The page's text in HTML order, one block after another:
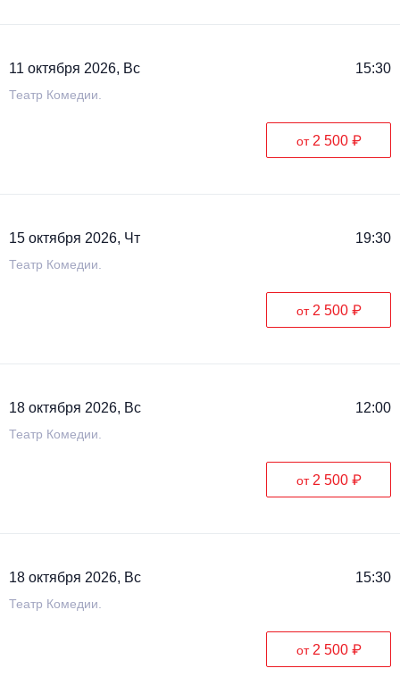
11 октября 2026, Вс 15:30
Театр Комедии.
от 2 500 ₽
15 октября 2026, Чт 19:30
Театр Комедии.
от 2 500 ₽
18 октября 2026, Вс 12:00
Театр Комедии.
от 2 500 ₽
18 октября 2026, Вс 15:30
Театр Комедии.
от 2 500 ₽